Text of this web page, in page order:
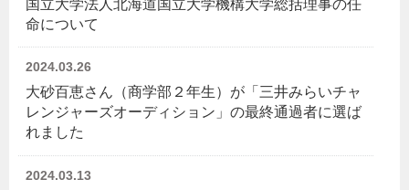
国立大学法人北海道国立大学機構大学総括理事の任
命について
2024.03.26
大砂百恵さん（商学部２年生）が「三井みらいチャ
レンジャーズオーディション」の最終通過者に選ば
れました
2024.03.13